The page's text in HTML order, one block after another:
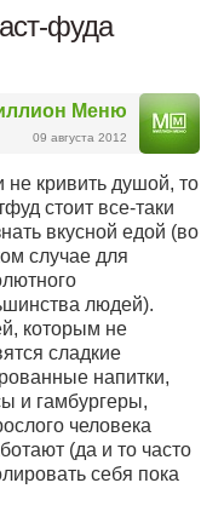
фуда
Меню
09 августа 2012
не кривить душой, то
стоит все-таки
вкусной едой (во
случае для
людей).
которым не
сладкие
напитки,
и гамбургеры,
человека
(да и то часто
себя пока